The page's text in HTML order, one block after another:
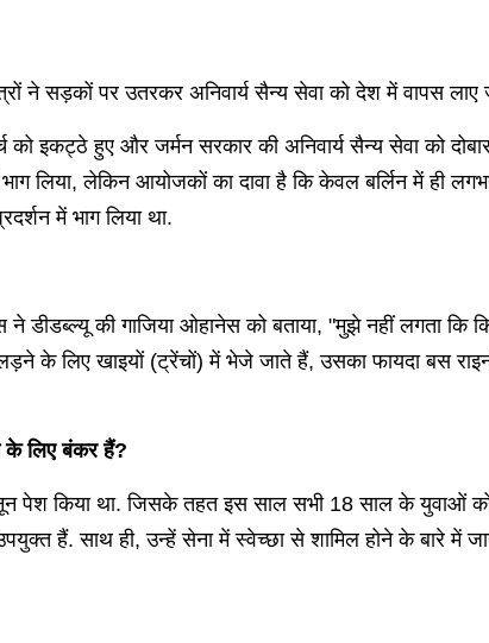
ने सड़कों पर उतरकर अनिवार्य सैन्य सेवा को देश में वापस लाए
को इकट्ठे हुए और जर्मन सरकार की अनिवार्य सैन्य सेवा को
लिया, लेकिन आयोजकों का दावा है कि केवल बर्लिन में ही
में भाग लिया था.
की गाजिया ओहानेस को बताया, "मुझे नहीं लगता कि
के लिए खाइयों (ट्रेंचों) में भेजे जाते हैं, उसका फायदा बस
के लिए बंकर हैं?
पेश किया था. जिसके तहत इस साल सभी 18 साल के युवाओं
हैं. साथ ही, उन्हें सेना में स्वेच्छा से शामिल होने के बारे में